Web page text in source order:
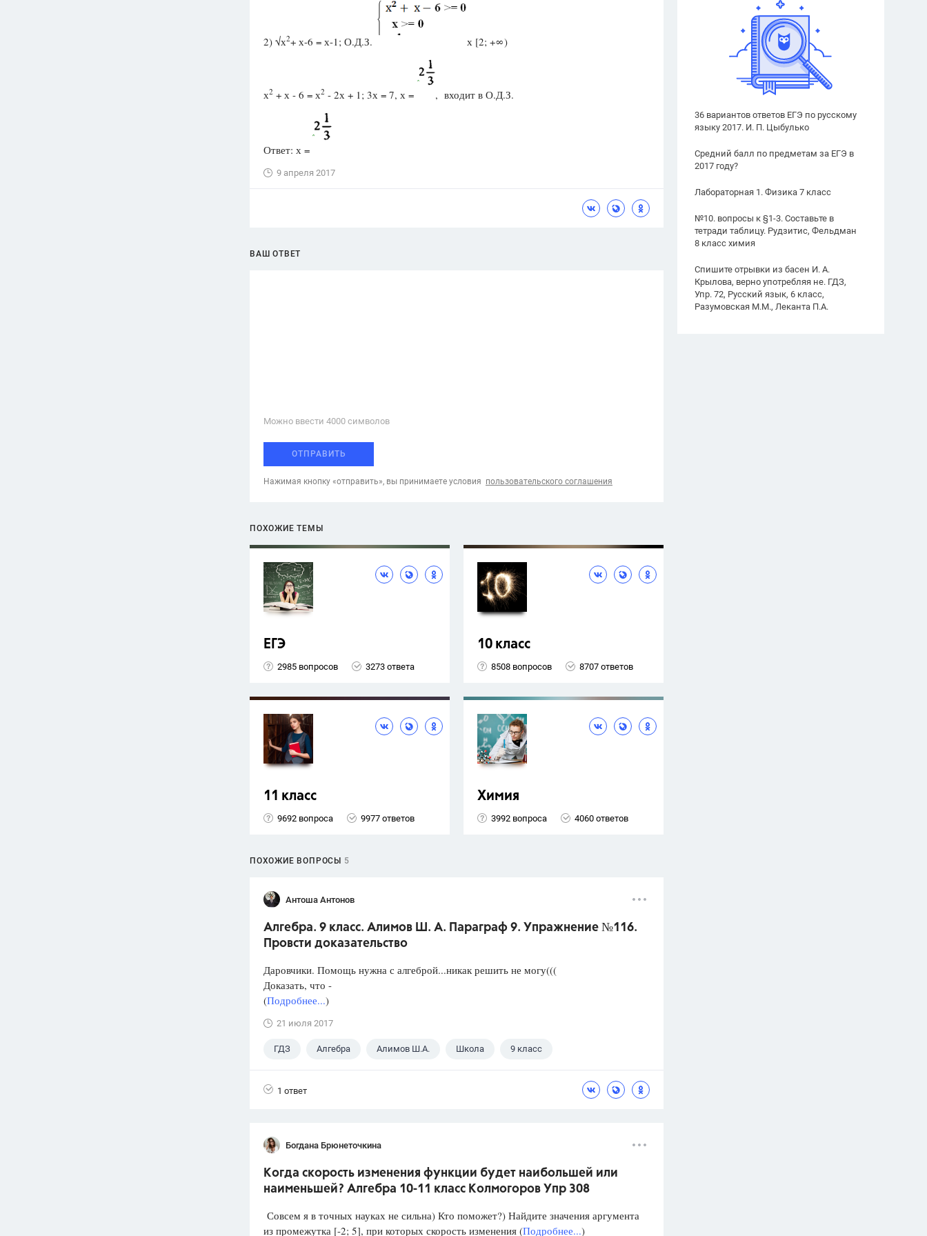
36 вариантов ответов ЕГЭ по русскому
языку 2017. И. П. Цыбулько
Средний балл по предметам за ЕГЭ в
2017 году?
Лабораторная 1. Физика 7 класс
№10. вопросы к §1-3. Составьте в
тетради таблицу. Рудзитис, Фельдман
8 класс химия
Спишите отрывки из басен И. А.
Крылова, верно употребляя не. ГДЗ,
Упр. 72, Русский язык, 6 класс,
Разумовская М.М., Леканта П.А.
2) √х2+ х-6 = х-1; О.Д.З. х [2; +∞)
х2 + х - 6 = х2 - 2х + 1; 3х = 7, х = , входит в О.Д.З.
Ответ: х =
9 апреля 2017
ВАШ ОТВЕТ
Можно ввести 4000 cимволов
ОТПРАВИТЬ
Нажимая кнопку «отправить», вы принимаете условия пользовательского соглашения
ПОХОЖИЕ ТЕМЫ
ЕГЭ
2985 вопросов 3273 ответа
10 класс
8508 вопросов 8707 ответов
11 класс
9692 вопроса 9977 ответов
Химия
3992 вопроса 4060 ответов
ПОХОЖИЕ ВОПРОСЫ 5
Антоша Антонов
Алгебра. 9 класс. Алимов Ш. А. Параграф 9. Упражнение №116.
Провсти доказательство
Даровчики. Помощь нужна с алгеброй...никак решить не могу(((
Доказать, что -
(Подробнее...)
21 июля 2017
ГДЗ Алгебра Алимов Ш.А. Школа 9 класс
1 ответ
Богдана Брюнеточкина
Когда скорость изменения функции будет наибольшей или
наименьшей? Алгебра 10-11 класс Колмогоров Упр 308
Совсем я в точных науках не сильна) Кто поможет?) Найдите значения аргумента
из промежутка [-2; 5], при которых скорость изменения (Подробнее...)